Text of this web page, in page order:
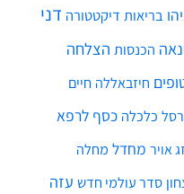
בריאות דיקטטורה דני
הכנסות הצלחה
חיזבאללה חיים
כלכלה כסף לרפא
אויר מחדל מחלה
סדר עולמי חדש עזה